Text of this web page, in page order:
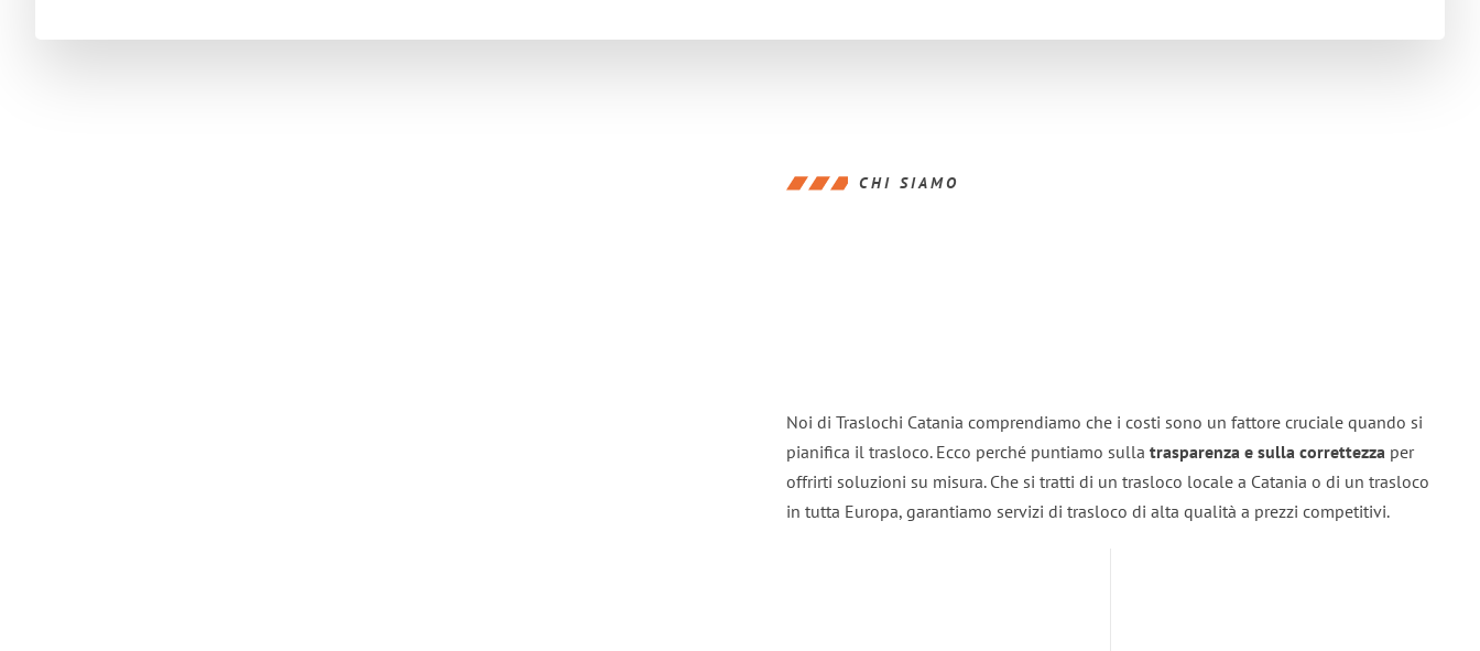
CHI SIAMO
Noi di Traslochi Catania comprendiamo che i costi sono un fattore cruciale quando si
pianifica il trasloco. Ecco perché puntiamo sulla trasparenza e sulla correttezza per
offrirti soluzioni su misura. Che si tratti di un trasloco locale a Catania o di un trasloco
in tutta Europa, garantiamo servizi di trasloco di alta qualità a prezzi competitivi.